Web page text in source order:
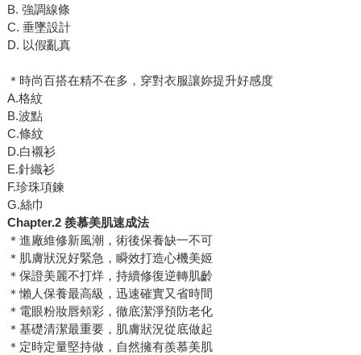
B. 強調線條
C. 垂墜設計
D. 以假亂真
＊時尚百搭在精不在多，穿對衣服讓妳提升好感度
A.格紋
B.波點
C.條紋
D.白襯衫
E.針織衫
F.珍珠項鍊
G.絲巾
Chapter.2 羨慕美肌速成法
＊進廠維修新風潮，術後保養缺一不可
＊肌膚狀況好緊急，瞬效打造心機美姬
＊保證美麗不打烊，持續修復逆轉肌齡
＊懶人保養最高級，迅速確實又省時間
＊電眼粉妝唇頰彩，徹底潔淨預防老化
＊基礎清潔最重要，肌膚狀況從底做起
＊定時定量堅持做，自然擁有羨慕美肌